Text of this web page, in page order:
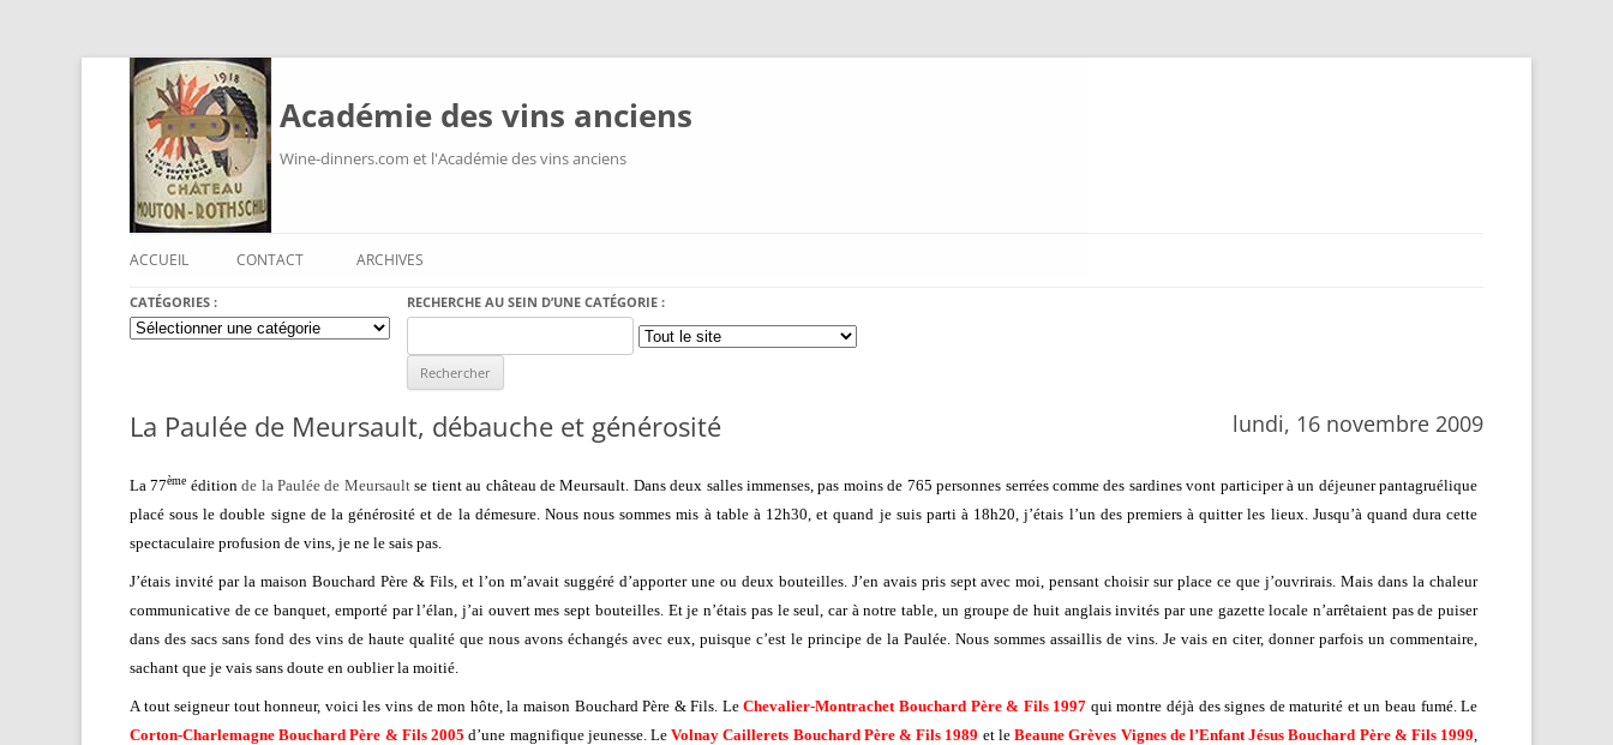
Académie des vins anciens
Wine-dinners.com et l'Académie des vins anciens
ACCUEIL CONTACT ARCHIVES
CATÉGORIES :
Catégories
:
RECHERCHE AU SEIN D’UNE CATÉGORIE :
for:
La Paulée de Meursault, débauche et générosité lundi, 16 novembre 2009
La 77ème éditionde la Paulée de Meursaultse tient au château de Meursault. Dans deux salles immenses, pas moins de 765 personnes serrées comme des sardines vont participer à un déjeuner pantagruélique
placé sous le double signe de la générosité et de la démesure. Nous nous sommes mis à table à 12h30, et quand je suis parti à 18h20, j’étais l’un des premiers à quitter les lieux. Jusqu’à quand dura cette
spectaculaire profusion de vins, je ne le sais pas.
J’étais invité par la maison Bouchard Père & Fils, et l’on m’avait suggéré d’apporter une ou deux bouteilles. J’en avais pris sept avec moi, pensant choisir sur place ce que j’ouvrirais. Mais dans la chaleur
communicative de ce banquet, emporté par l’élan, j’ai ouvert mes sept bouteilles. Et je n’étais pas le seul, car à notre table, un groupe de huit anglais invités par une gazette locale n’arrêtaient pas de puiser
dans des sacs sans fond des vins de haute qualité que nous avons échangés avec eux, puisque c’est le principe de la Paulée. Nous sommes assaillis de vins. Je vais en citer, donner parfois un commentaire,
sachant que je vais sans doute en oublier la moitié.
A tout seigneur tout honneur, voici les vins de mon hôte, la maison Bouchard Père & Fils. LeChevalier-Montrachet Bouchard Père & Fils 1997 qui montre déjà des signes de maturité et un beau fumé. Le
Corton-Charlemagne Bouchard Père & Fils 2005 d’une magnifique jeunesse. LeVolnay Caillerets Bouchard Père & Fils 1989 et leBeaune Grèves Vignes de l’Enfant Jésus Bouchard Père & Fils 1999